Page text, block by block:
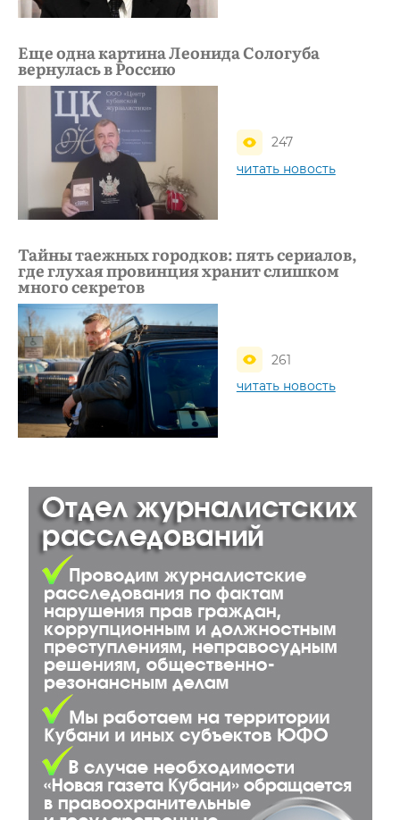
Еще одна картина Леонида Сологуба
вернулась в Россию
247
читать новость
Тайны таежных городков: пять сериалов,
где глухая провинция хранит слишком
много секретов
261
читать новость